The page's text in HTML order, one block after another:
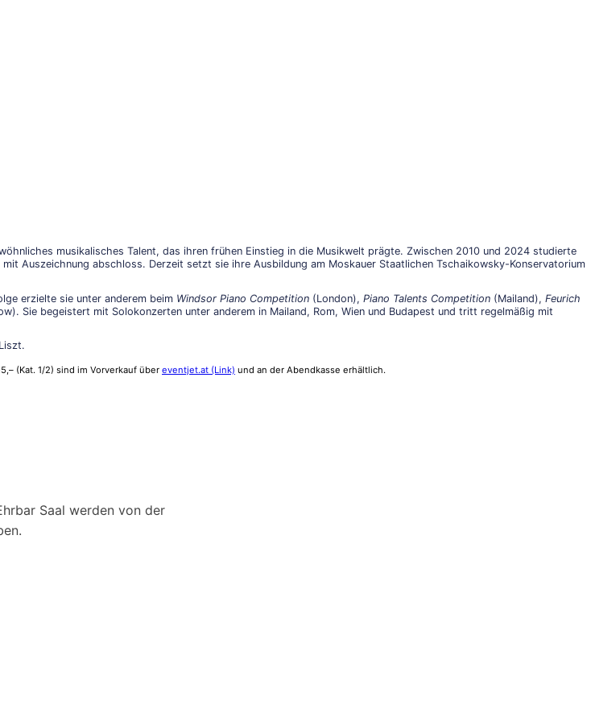
musikalisches Talent, das ihren frühen Einstieg in die Musikwelt prägte. Zwischen 2010 und 2024 studierte
Auszeichnung abschloss. Derzeit setzt sie ihre Ausbildung am Moskauer Staatlichen Tschaikowsky-Konservatorium
erzielte sie unter anderem beim Windsor Piano Competition (London), Piano Talents Competition (Mailand), Feurich
Sie begeistert mit Solokonzerten unter anderem in Mailand, Rom, Wien und Budapest und tritt regelmäßig mit
(Kat. 1/2) sind im Vorverkauf über eventjet.at (Link) und an der Abendkasse erhältlich.
Saal werden von der